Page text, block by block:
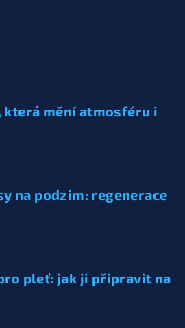
která mění atmosféru i
na podzim: regenerace
pleť: jak ji připravit na